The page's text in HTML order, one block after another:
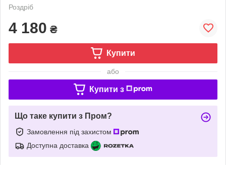
Роздріб
4 180 ₴
Купити
або
Купити з
Що таке купити з Пром?
Замовлення під захистом
Доступна доставка